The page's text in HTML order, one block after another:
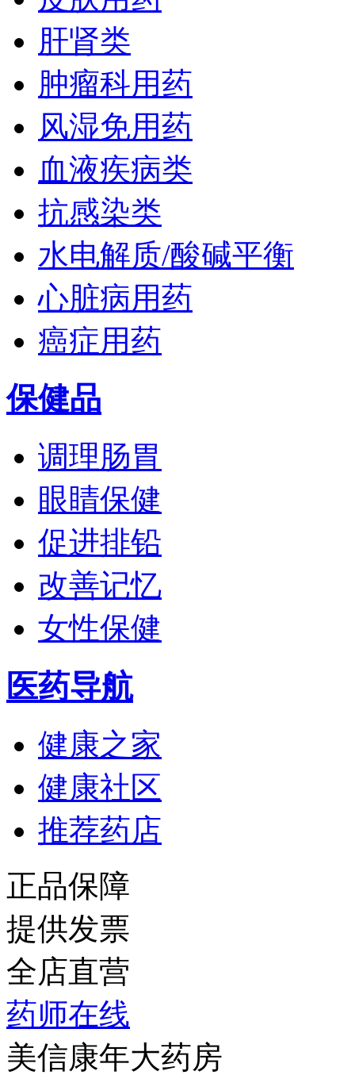
肝肾类
肿瘤科用药
风湿免用药
血液疾病类
抗感染类
水电解质/酸碱平衡
心脏病用药
癌症用药
保健品
调理肠胃
眼睛保健
促进排铅
改善记忆
女性保健
医药导航
健康之家
健康社区
推荐药店
正品保障
提供发票
全店直营
药师在线
美信康年大药房